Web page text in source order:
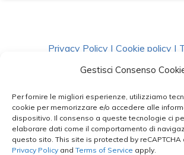
Gestisci Consenso
Per fornire le migliori esperienze, utilizziamo
cookie per memorizzare e/o accedere alle
dispositivo. Il consenso a queste tecnologie ci
elaborare dati come il comportamento di
questo sito. This site is protected by
Privacy Policy and Terms of Service apply.
Privacy Policy | Cookie policy |
Condizioni|Richiedi
facebook instagram whatsapp
email